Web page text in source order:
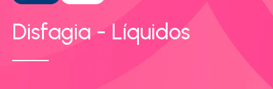
Disfagia - Líquidos